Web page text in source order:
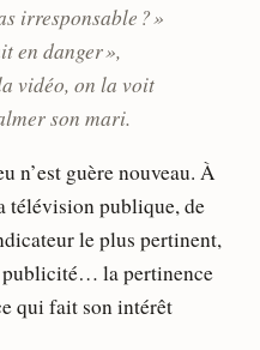
irresponsable ? »
en danger »,
vidéo, on la voit
son mari.
n’est guère nouveau. À
télévision publique, de
le plus pertinent,
publicité… la pertinence
qui fait son intérêt